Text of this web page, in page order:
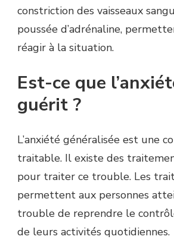
constriction des vaisseaux
poussée d’adrénaline,
réagir à la situation.
Est-ce que
guérit ?
L’anxiété généralisée est une
traitable. Il existe des
pour traiter ce trouble. Les
permettent aux personnes
trouble de reprendre le
de leurs activités quotidiennes.